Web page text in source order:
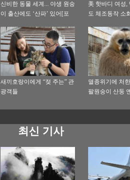
신비한 동물 세계... 야생 원숭
이 출산에도 ‘산파’ 있어[포
美 핫바디 여성,
도 체조동작 소
새끼호랑이에게 “젖 주는” 관
광객들
멸종위기에 처
팔원숭이 산둥
최신 기사